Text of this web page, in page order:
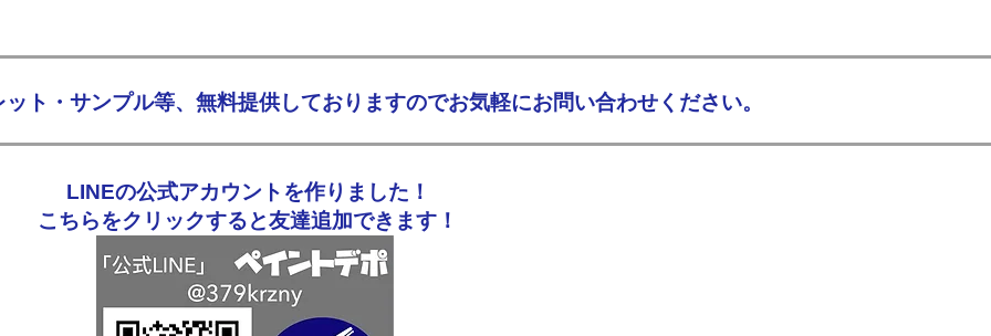
ト・サンプル等、無料提供しておりますのでお気軽にお問い合わせください。
LINEの公式アカウントを作りました！
こちらをクリックすると友達追加できます！